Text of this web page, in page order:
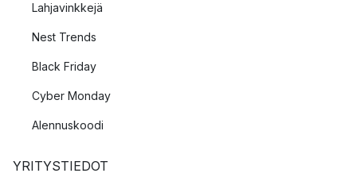
Lahjavinkkejä
Nest Trends
Black Friday
Cyber Monday
Alennuskoodi
YRITYSTIEDOT